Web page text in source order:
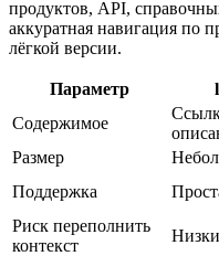
продуктов, API,
аккуратная навигация по
лёгкой версии.
Параметр
Содержимое
Размер
Поддержка
Риск переполнить
контекст